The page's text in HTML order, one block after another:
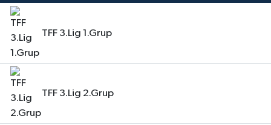
TFF 3.Lig 1.Grup
TFF 3.Lig 2.Grup